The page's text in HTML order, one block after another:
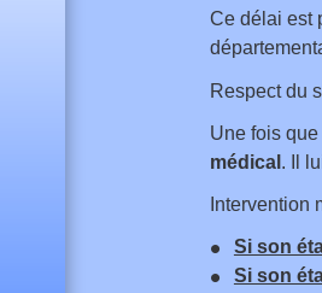
Ce délai est
Respect du
Une fois
médical . Il
Intervention
Si son
Si son